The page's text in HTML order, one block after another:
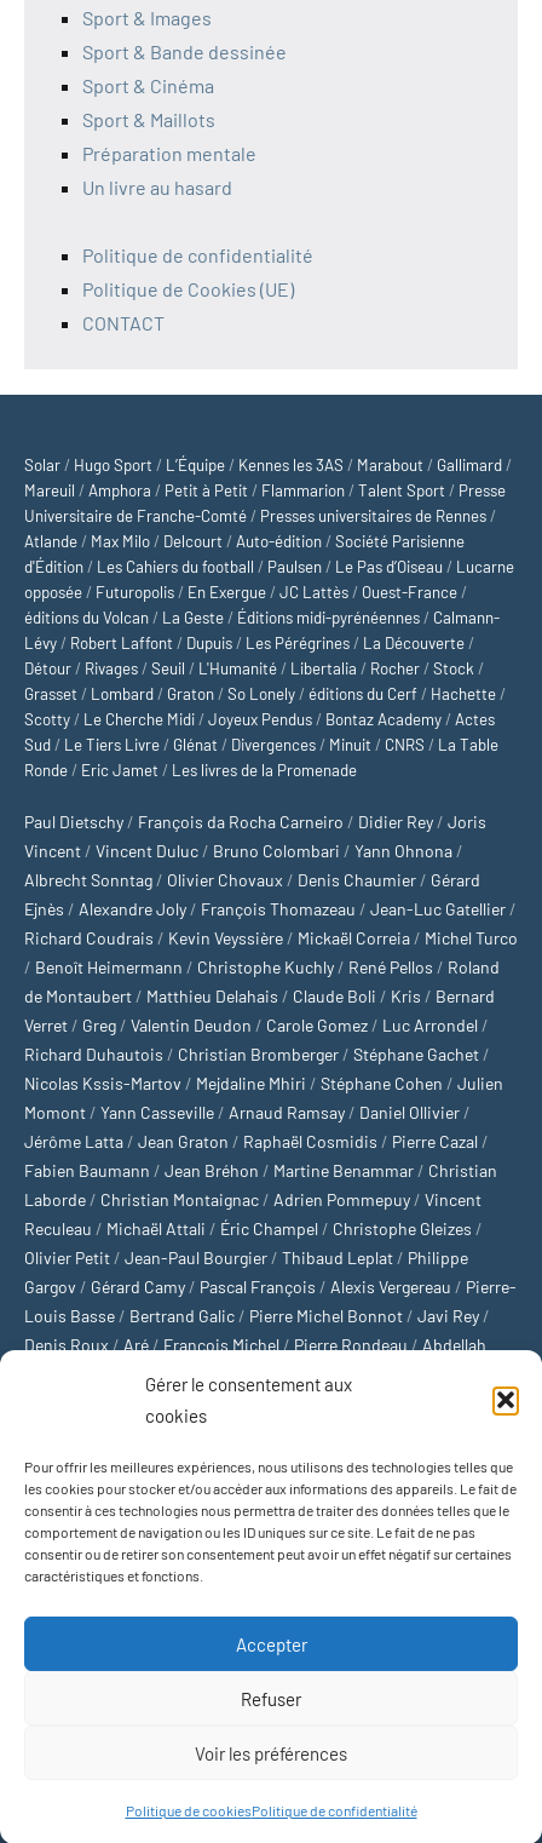
Gérer le consentement aux
cookies
Pour offrir les meilleures expériences, nous utilisons des technologies telles que
les cookies pour stocker et/ou accéder aux informations des appareils. Le fait de
consentir à ces technologies nous permettra de traiter des données telles que le
comportement de navigation ou les ID uniques sur ce site. Le fait de ne pas
consentir ou de retirer son consentement peut avoir un effet négatif sur certaines
caractéristiques et fonctions.
Accepter
Refuser
Voir les préférences
Politique de cookiesPolitique de confidentialité
Sport & Images
Sport & Bande dessinée
Sport & Cinéma
Sport & Maillots
Préparation mentale
Un livre au hasard
Politique de confidentialité
Politique de Cookies (UE)
CONTACT
Solar / Hugo Sport / L’Équipe / Kennes les 3AS / Marabout / Gallimard /
Mareuil / Amphora / Petit à Petit / Flammarion /Talent Sport / Presse
Universitaire de Franche-Comté / Presses universitaires de Rennes /
Atlande / Max Milo / Delcourt / Auto-édition /Société Parisienne
d'Édition / Les Cahiers du football / Paulsen / Le Pas d’Oiseau / Lucarne
opposée / Futuropolis / En Exergue /JC Lattès / Ouest-France /
éditions du Volcan / La Geste / Éditions midi-pyrénéennes / Calmann-
Lévy / Robert Laffont / Dupuis / Les Pérégrines / La Découverte /
Détour / Rivages /Seuil / L'Humanité / Libertalia / Rocher /Stock /
Grasset / Lombard / Graton /So Lonely /éditions du Cerf / Hachette /
Scotty / Le Cherche Midi /Joyeux Pendus / Bontaz Academy / Actes
Sud / Le Tiers Livre / Glénat / Divergences / Minuit / CNRS / La Table
Ronde / Eric Jamet / Les livres de la Promenade
Paul Dietschy / François da Rocha Carneiro / Didier Rey / Joris
Vincent / Vincent Duluc / Bruno Colombari / Yann Ohnona /
Albrecht Sonntag / Olivier Chovaux / Denis Chaumier / Gérard
Ejnès / Alexandre Joly / François Thomazeau / Jean-Luc Gatellier /
Richard Coudrais / Kevin Veyssière / Mickaël Correia / Michel Turco
/ Benoît Heimermann / Christophe Kuchly / René Pellos / Roland
de Montaubert / Matthieu Delahais / Claude Boli / Kris / Bernard
Verret / Greg / Valentin Deudon / Carole Gomez / Luc Arrondel /
Richard Duhautois / Christian Bromberger / Stéphane Gachet /
Nicolas Kssis-Martov / Mejdaline Mhiri / Stéphane Cohen / Julien
Momont / Yann Casseville / Arnaud Ramsay / Daniel Ollivier /
Jérôme Latta / Jean Graton / Raphaël Cosmidis / Pierre Cazal /
Fabien Baumann / Jean Bréhon / Martine Benammar / Christian
Laborde / Christian Montaignac / Adrien Pommepuy / Vincent
Reculeau / Michaël Attali / Éric Champel / Christophe Gleizes /
Olivier Petit / Jean-Paul Bourgier / Thibaud Leplat / Philippe
Gargov / Gérard Camy / Pascal François / Alexis Vergereau / Pierre-
Louis Basse / Bertrand Galic / Pierre Michel Bonnot / Javi Rey /
Denis Roux / Aré / François Michel / Pierre Rondeau / Abdellah
Michaël Delépine
Football/ Cyclisme/Tous les sports/Jeux olympiques/Rugby/
Basket-ball/Sports US/Boxe/Tennis/Bateaux/Formule 1/
Moto/Natation/Sports d'hiver/Marathon/Trail/Automobile
Baseball/Golf/Athlétisme
Football gaélique
Sports de combat
Thème WordPress : Occasio par ThemeZee.